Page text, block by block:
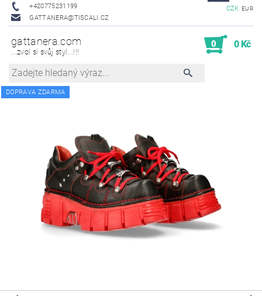
+420775231199
GATTANERA@TISCALI.CZ
CZK EUR
gattanera.com
...zvol si svůj styl...!!!
0 0 Kč
DOPRAVA ZDARMA